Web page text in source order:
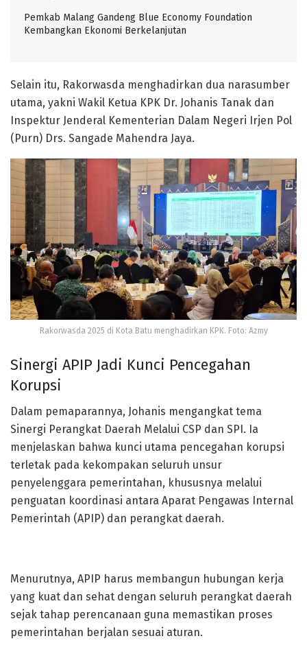
Pemkab Malang Gandeng Blue Economy Foundation
Kembangkan Ekonomi Berkelanjutan
Selain itu, Rakorwasda menghadirkan dua narasumber
utama, yakni Wakil Ketua KPK Dr. Johanis Tanak dan
Inspektur Jenderal Kementerian Dalam Negeri Irjen Pol
(Purn) Drs. Sangade Mahendra Jaya.
Rakorwasda 2025 di Kota Batu menghadirkan KPK. Foto: Azmy
Sinergi APIP Jadi Kunci Pencegahan
Korupsi
Dalam pemaparannya, Johanis mengangkat tema
Sinergi Perangkat Daerah Melalui CSP dan SPI. Ia
menjelaskan bahwa kunci utama pencegahan korupsi
terletak pada kekompakan seluruh unsur
penyelenggara pemerintahan, khususnya melalui
penguatan koordinasi antara Aparat Pengawas Internal
Pemerintah (APIP) dan perangkat daerah.
Menurutnya, APIP harus membangun hubungan kerja
yang kuat dan sehat dengan seluruh perangkat daerah
sejak tahap perencanaan guna memastikan proses
pemerintahan berjalan sesuai aturan.